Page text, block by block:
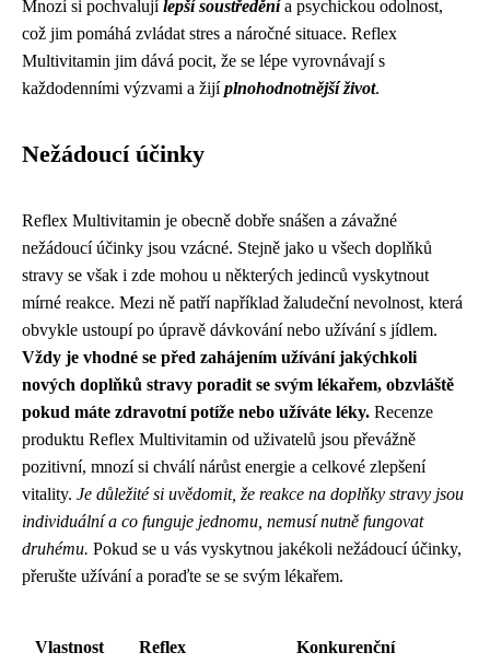
Mnozí si pochvalují lepší soustředěnía psychickou odolnost,
což jim pomáhá zvládat stres a náročné situace. Reflex
Multivitamin jim dává pocit, že se lépe vyrovnávají s
každodenními výzvami a žijíplnohodnotnější život.
Nežádoucí účinky
Reflex Multivitamin je obecně dobře snášen a závažné
nežádoucí účinky jsou vzácné. Stejně jako u všech doplňků
stravy se však i zde mohou u některých jedinců vyskytnout
mírné reakce. Mezi ně patří například žaludeční nevolnost, která
obvykle ustoupí po úpravě dávkování nebo užívání s jídlem.
Vždy je vhodné se před zahájením užívání jakýchkoli
nových doplňků stravy poradit se svým lékařem, obzvláště
pokud máte zdravotní potíže nebo užíváte léky. Recenze
produktu Reflex Multivitamin od uživatelů jsou převážně
pozitivní, mnozí si chválí nárůst energie a celkové zlepšení
vitality. Je důležité si uvědomit, že reakce na doplňky stravy jsou
individuální a co funguje jednomu, nemusí nutně fungovat
druhému. Pokud se u vás vyskytnou jakékoli nežádoucí účinky,
přerušte užívání a poraďte se se svým lékařem.
Vlastnost
Reflex
Konkurenční